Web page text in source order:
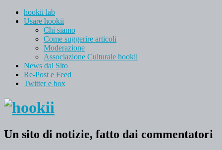
hookii lab
Usare hookii
Chi siamo
Come suggerire articoli
Moderazione
Associazione Culturale hookii
News dal Sito
Re-Post e Feed
Twitter e box
Un sito di notizie, fatto dai commentatori